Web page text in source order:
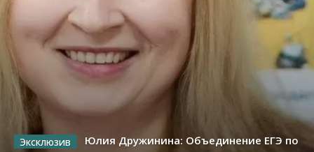
Юлия Дружинина: Объединение ЕГЭ по